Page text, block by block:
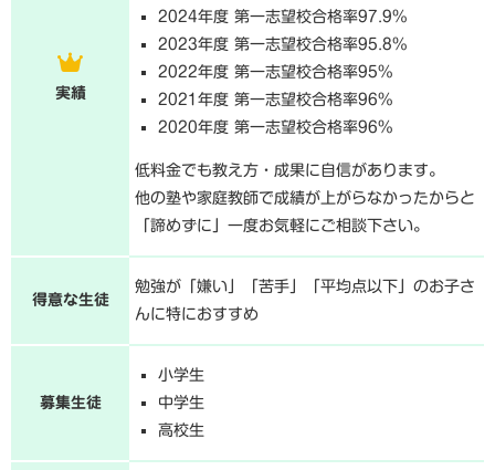
実績
2024年度 第一志望校合格率97.9%
2023年度 第一志望校合格率95.8%
2022年度 第一志望校合格率95%
2021年度 第一志望校合格率96%
2020年度 第一志望校合格率96%
低料金でも教え方・成果に自信があります。
他の塾や家庭教師で成績が上がらなかったからと
「諦めずに」一度お気軽にご相談下さい。
得意な生徒
勉強が「嫌い」「苦手」「平均点以下」のお子さ
んに特におすすめ
募集生徒
小学生
中学生
高校生